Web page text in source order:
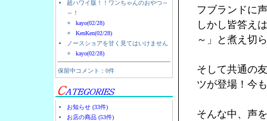
超ハワイ版！！ワンちゃんのおやつ～
～！
kayo(02/28)
KenKen(02/28)
ノースショアを甘く見てはいけません
kayo(02/28)
保留中コメント：0件
お知らせ (33件)
お店の商品 (53件)
フブランドに
しかし皆答え
～」と煮え切
そして共通の
ツが登場！今
そんな中、声